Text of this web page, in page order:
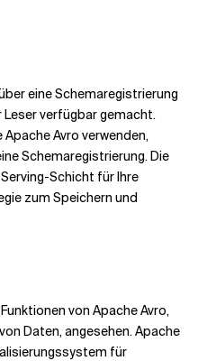
eine Schemaregistrierung
verfügbar gemacht.
Avro verwenden,
Schemaregistrierung. Die
Schicht für Ihre
zum Speichern und
von Apache Avro,
Daten, angesehen. Apache
für